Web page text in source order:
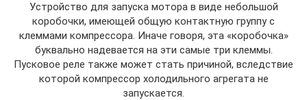
Устройство для запуска мотора в виде небольшой
коробочки, имеющей общую контактную группу с
клеммами компрессора. Иначе говоря, эта «коробочка»
буквально надевается на эти самые три клеммы.
Пусковое реле также может стать причиной, вследствие
которой компрессор холодильного агрегата не
запускается.